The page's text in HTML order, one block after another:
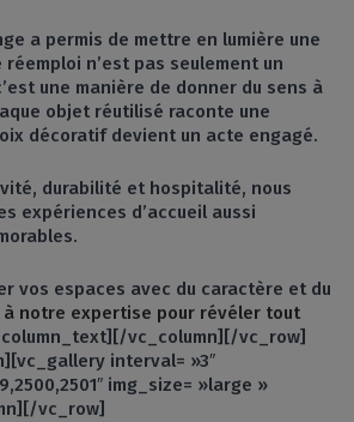
a permis de mettre en lumière une
n’est pas seulement un
une manière de donner du sens à
objet réutilisé raconte une
décoratif devient un acte engagé.
durabilité et hospitalité, nous
expériences d’accueil aussi
vos espaces avec du caractère et du
à notre expertise pour révéler tout
vc_column][/vc_row]
interval= »3″
img_size= »large »
vc_row]